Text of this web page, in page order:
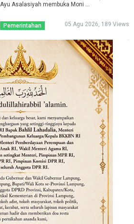
Ayu Asalasiyah membuka Moni ...
Pemerintahan 05 Agu 2026, 189 Views